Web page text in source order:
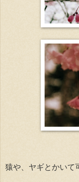
猿や、ヤギとかいて